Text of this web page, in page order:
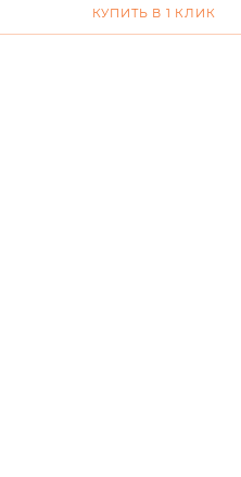
КУПИТЬ В 1 КЛИК